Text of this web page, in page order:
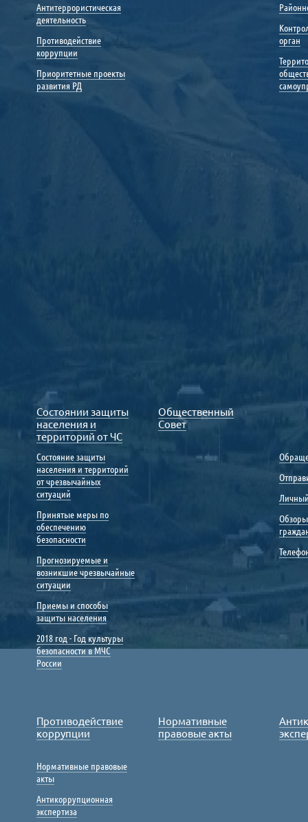
Антитеррористическая
деятельность
Противодействие
коррупции
Приоритетные проекты
развития РД
орган
Состоянии защиты
населения и
территорий от ЧС
Состояние защиты
населения и территорий
от чрезвычайных
ситуаций
Принятые меры по
обеспечению
безопасности
Прогнозируемые и
возникшие чрезвычайные
ситуации
Приемы и способы
защиты населения
2018 год - Год культуры
безопасности в МЧС
России
Общественный
Совет
Противодействие
коррупции
Нормативные правовые
акты
Антикоррупционная
экспертиза
Нормативные
правовые акты